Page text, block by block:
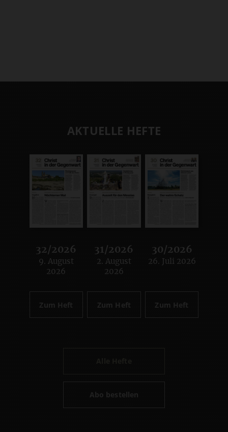
AKTUELLE HEFTE
32/2026
:
9. August
2026
Zum Heft
31/2026
:
2. August
2026
Zum Heft
30/2026
:
26. Juli 2026
Zum Heft
Abo bestellen